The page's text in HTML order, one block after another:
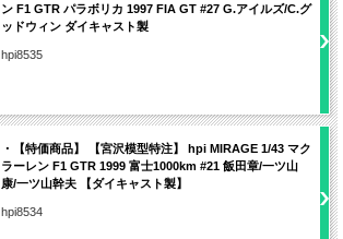
ン F1 GTR パラボリカ 1997 FIA GT #27 G.アイルズ/C.グ
ッドウィン ダイキャスト製
hpi8535
・【特価商品】 【宮沢模型特注】 hpi MIRAGE 1/43 マク
ラーレン F1 GTR 1999 富士1000km #21 飯田章/一ツ山
康/一ツ山幹夫 【ダイキャスト製】
hpi8534